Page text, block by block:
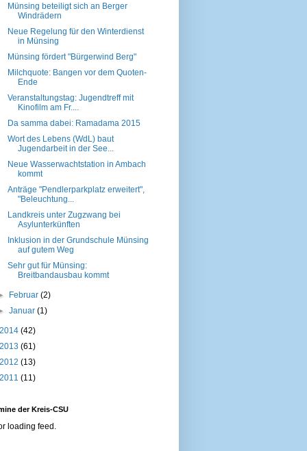
Münsing beteiligt sich an Berger
Windrädern
Neue Regelung für den Winterdienst
in Münsing
Münsing fördert "Bürgerwind Berg"
Milchquote: Bangen vor dem Quoten-
Ende
Veranstaltungstag: Jugendtreff mit
Kinofilm am Fr....
Da samma dabei: Ramadama 2015
Wort des Lebens (WdL) baut
Jugendarbeit in der See...
Neue Wasserwachtstation in Ambach
kommt
Anträge "Pendlerparkplatz erweitert",
"Beleuchtung...
Landkreis unter Zugzwang bei
Asylunterkünften
Inklusion in der Grundschule Münsing
auf gutem Weg
Sehr gut für Münsing:
Breitbandausbau kommt
Februar(2)
Januar(1)
2014 (42)
2013 (61)
2012 (13)
2011 (11)
der Kreis-CSU
loading feed.